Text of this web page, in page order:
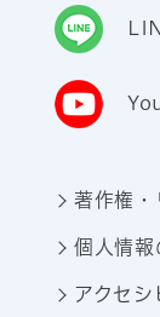
著作権・
個人情報
アクセシ